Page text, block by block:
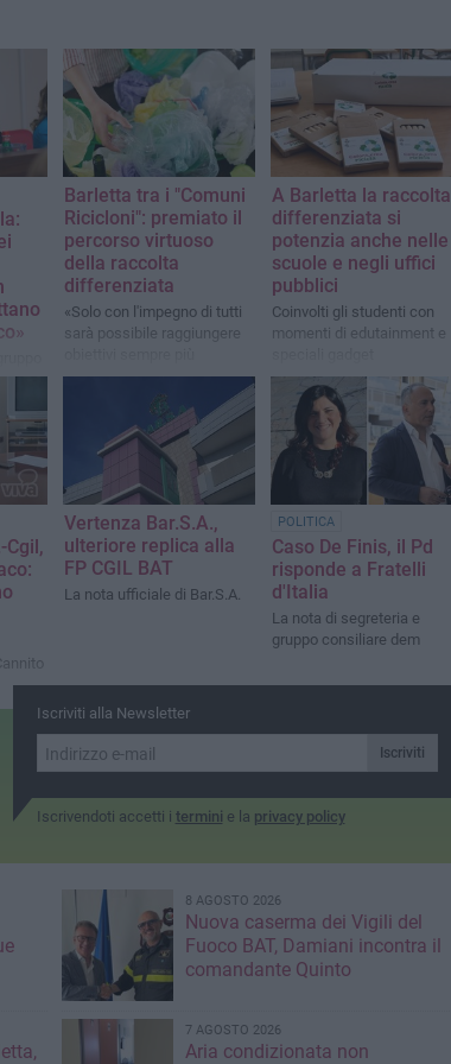
Barletta tra i "Comuni
Ricicloni": premiato il
percorso virtuoso
della raccolta
differenziata
«Solo con l'impegno di tutti
sarà possibile raggiungere
gratificanti»
A Barletta la raccolta
differenziata si
potenzia anche nelle
scuole e negli uffici
pubblici
Coinvolti gli studenti con
momenti di edutainment e
ecosostenibili
Cgil,
Vertenza Bar.S.A.,
ulteriore replica alla
FP CGIL BAT
La nota ufficiale di Bar.S.A.
POLITICA
Caso De Finis, il Pd
risponde a Fratelli
d'Italia
La nota di segreteria e
gruppo consiliare dem
Iscriviti alla Newsletter
Iscriviti
Iscrivendoti accetti i termini e la privacy policy
8 AGOSTO 2026
Nuova caserma dei Vigili del
Fuoco BAT, Damiani incontra il
comandante Quinto
7 AGOSTO 2026
Aria condizionata non